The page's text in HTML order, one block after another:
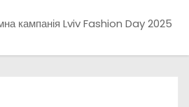
кампанія Lviv Fashion Day 2025